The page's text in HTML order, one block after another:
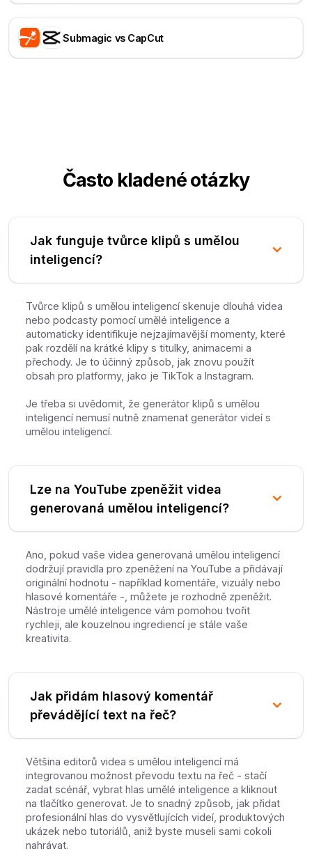
Submagic vs CapCut
Často kladené otázky
Jak funguje tvůrce klipů s umělou
inteligencí?
Tvůrce klipů s umělou inteligencí skenuje dlouhá videa
nebo podcasty pomocí umělé inteligence a
automaticky identifikuje nejzajímavější momenty, které
pak rozdělí na krátké klipy s titulky, animacemi a
přechody. Je to účinný způsob, jak znovu použít
obsah pro platformy, jako je TikTok a Instagram.
Je třeba si uvědomit, že generátor klipů s umělou
inteligencí nemusí nutně znamenat generátor videí s
umělou inteligencí.
Lze na YouTube zpeněžit videa
generovaná umělou inteligencí?
Ano, pokud vaše videa generovaná umělou inteligencí
dodržují pravidla pro zpeněžení na YouTube a přidávají
originální hodnotu - například komentáře, vizuály nebo
hlasové komentáře -, můžete je rozhodně zpeněžit.
Nástroje umělé inteligence vám pomohou tvořit
rychleji, ale kouzelnou ingrediencí je stále vaše
kreativita.
Jak přidám hlasový komentář
převádějící text na řeč?
Většina editorů videa s umělou inteligencí má
integrovanou možnost převodu textu na řeč - stačí
zadat scénář, vybrat hlas umělé inteligence a kliknout
na tlačítko generovat. Je to snadný způsob, jak přidat
profesionální hlas do vysvětlujících videí, produktových
ukázek nebo tutoriálů, aniž byste museli sami cokoli
nahrávat.